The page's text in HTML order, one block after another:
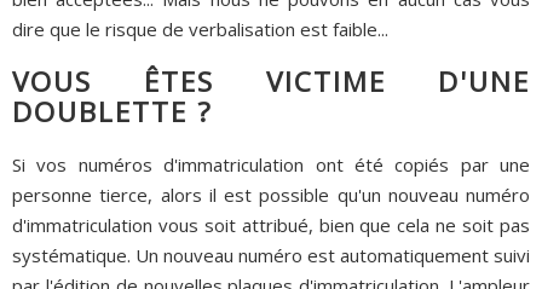
dire que le risque de verbalisation est faible...
VOUS ÊTES VICTIME D'UNE
DOUBLETTE ?
Si vos numéros d'immatriculation ont été copiés par une
personne tierce, alors il est possible qu'un nouveau numéro
d'immatriculation vous soit attribué, bien que cela ne soit pas
systématique. Un nouveau numéro est automatiquement suivi